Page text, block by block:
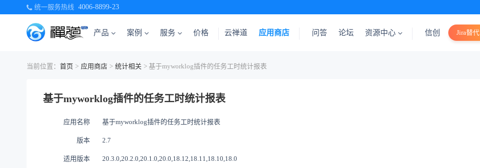
统一服务热线 4006-8899-23
产品 案例 服务 价格 云禅道 应用商店 问答 论坛 资源中心 信创 Jira替代
当前位置： 首页 > 应用商店 > 统计相关 > 基于myworklog插件的任务工时统计报表
基于myworklog插件的任务工时统计报表
应用名称 基于myworklog插件的任务工时统计报表
版本 2.7
适用版本 20.3.0,20.2.0,20.1.0,20.0,18.12,18.11,18.10,18.0